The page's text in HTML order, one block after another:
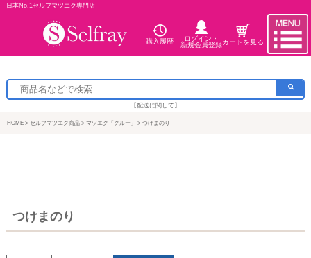
日本No.1セルフマツエク専門店
購入履歴
ログイン・
新規会員登録カートを見る
【配送に関して】
HOME セルフマツエク商品 マツエク「グルー」 つけまのり
つけまのり